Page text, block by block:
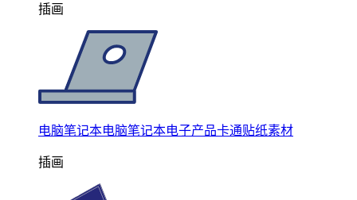
插画
电脑笔记本电脑笔记本电子产品卡通贴纸素材
插画